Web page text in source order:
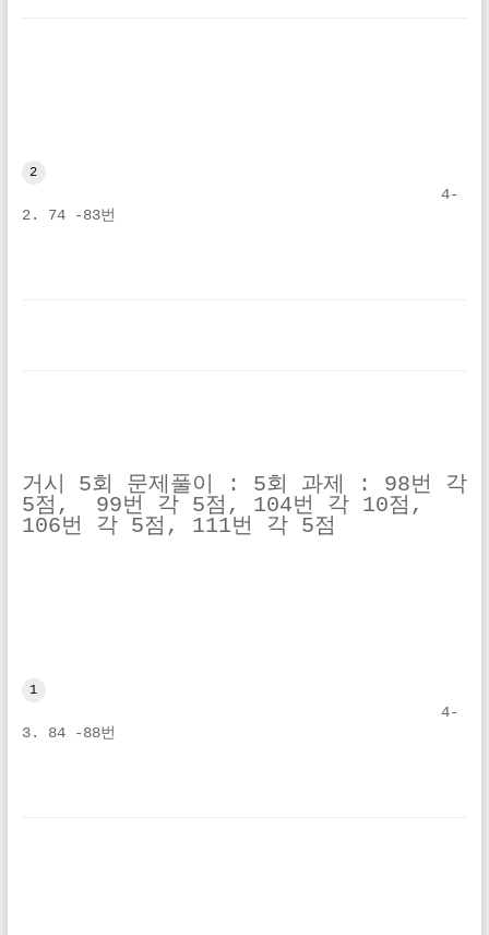
2
4-
2. 74 -83번
거시 5회 문제풀이 : 5회 과제 : 98번 각
5점,  99번 각 5점, 104번 각 10점,
106번 각 5점, 111번 각 5점
1
4-
3. 84 -88번